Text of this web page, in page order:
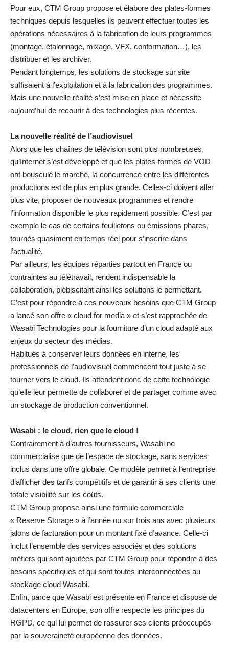
Pour eux, CTM Group propose et élabore des plates-formes
techniques depuis lesquelles ils peuvent effectuer toutes les
opérations nécessaires à la fabrication de leurs programmes
(montage, étalonnage, mixage, VFX, conformation…), les
distribuer et les archiver.
Pendant longtemps, les solutions de stockage sur site
suffisaient à l’exploitation et à la fabrication des programmes.
Mais une nouvelle réalité s’est mise en place et nécessite
aujourd’hui de recourir à des technologies plus récentes.
La nouvelle réalité de l’audiovisuel
Alors que les chaînes de télévision sont plus nombreuses,
qu’Internet s’est développé et que les plates-formes de VOD
ont bousculé le marché, la concurrence entre les différentes
productions est de plus en plus grande. Celles-ci doivent aller
plus vite, proposer de nouveaux programmes et rendre
l’information disponible le plus rapidement possible. C’est par
exemple le cas de certains feuilletons ou émissions phares,
tournés quasiment en temps réel pour s’inscrire dans
l’actualité.
Par ailleurs, les équipes réparties partout en France ou
contraintes au télétravail, rendent indispensable la
collaboration, plébiscitant ainsi les solutions le permettant.
C’est pour répondre à ces nouveaux besoins que CTM Group
a lancé son offre « cloud for media » et s’est rapprochée de
Wasabi Technologies pour la fourniture d’un cloud adapté aux
enjeux du secteur des médias.
Habitués à conserver leurs données en interne, les
professionnels de l’audiovisuel commencent tout juste à se
tourner vers le cloud. Ils attendent donc de cette technologie
qu’elle leur permette de collaborer et de partager comme avec
un stockage de production conventionnel.
Wasabi : le cloud, rien que le cloud !
Contrairement à d’autres fournisseurs, Wasabi ne
commercialise que de l’espace de stockage, sans services
inclus dans une offre globale. Ce modèle permet à l’entreprise
d’afficher des tarifs compétitifs et de garantir à ses clients une
totale visibilité sur les coûts.
CTM Group propose ainsi une formule commerciale
« Reserve Storage » à l’année ou sur trois ans avec plusieurs
jalons de facturation pour un montant fixé d’avance. Celle-ci
inclut l’ensemble des services associés et des solutions
métiers qui sont ajoutées par CTM Group pour répondre à des
besoins spécifiques et qui sont toutes interconnectées au
stockage cloud Wasabi.
Enfin, parce que Wasabi est présente en France et dispose de
datacenters en Europe, son offre respecte les principes du
RGPD, ce qui lui permet de rassurer ses clients préoccupés
par la souveraineté européenne des données.